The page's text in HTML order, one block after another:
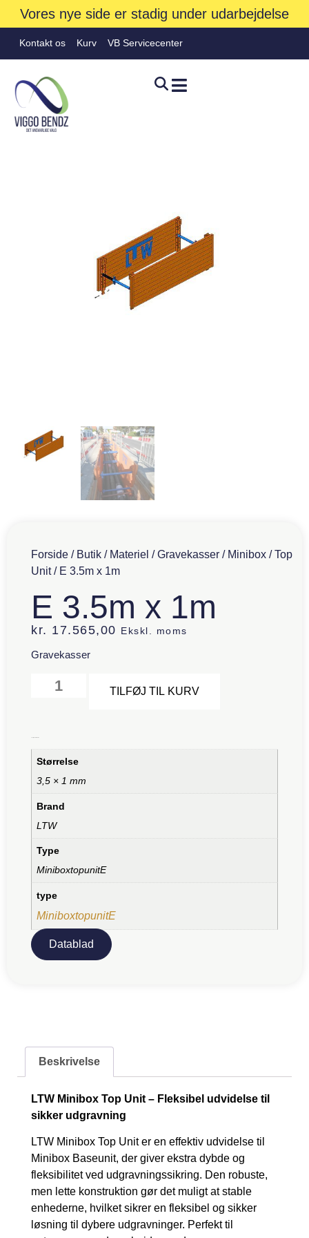
Vores nye side er stadig under udarbejdelse
Kontakt os Kurv VB Servicecenter
Forside / Butik / Materiel /Gravekasser / Minibox /Top
Unit/ E 3.5m x 1m
E 3.5m x 1m
kr. 17.565,00 Ekskl. moms
Gravekasser
TILFØJ TIL KURV
Størrelse
3,5 × 1 mm
Brand
LTW
Type
MiniboxtopunitE
type
MiniboxtopunitE
Datablad
Beskrivelse
LTW Minibox Top Unit – Fleksibel udvidelse til
sikker udgravning
LTW Minibox Top Unit er en effektiv udvidelse til
Minibox Baseunit, der giver ekstra dybde og
fleksibilitet ved udgravningssikring. Den robuste,
men lette konstruktion gør det muligt at stable
enhederne, hvilket sikrer en fleksibel og sikker
løsning til dybere udgravninger. Perfekt til